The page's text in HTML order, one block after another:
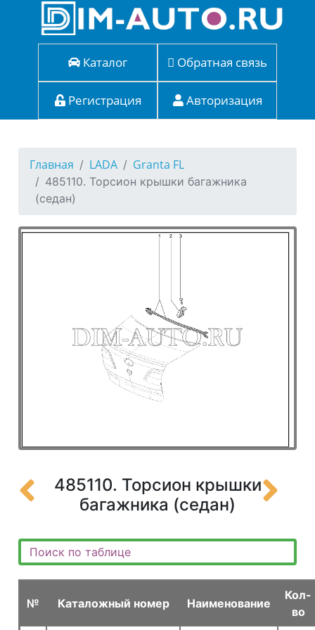
Каталог Обратная связь
Регистрация Авторизация
Главная LADA Granta FL
485110. Торсион крышки багажника
(седан)
485110. Торсион крышки
багажника (седан)
№ Каталожный номер Наименование
Кол-
во